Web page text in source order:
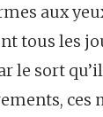
aux
tous les
le sort
ces